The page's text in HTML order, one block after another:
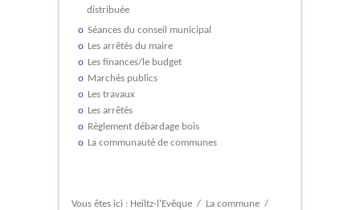
distribuée
Séances du conseil municipal
Les arrêtés du maire
Les finances/le budget
Marchés publics
Les travaux
Les arrêtés
Règlement débardage bois
La communauté de communes
Vous êtes ici : Heiltz-l'Evêque / La commune /